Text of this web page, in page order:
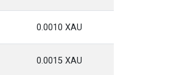
0.0010 XAU
0.0015 XAU